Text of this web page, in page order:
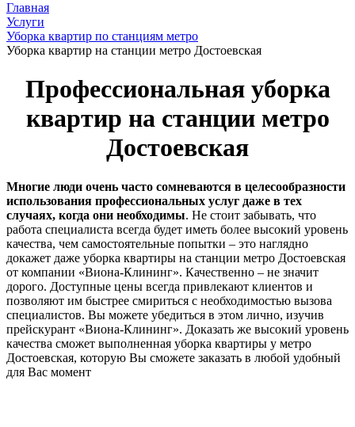
Главная
Услуги
Уборка квартир по станциям метро
Уборка квартир на станции метро Достоевская
Профессиональная уборка
квартир на станции метро
Достоевская
Многие люди очень часто сомневаются в целесообразности
использования профессиональных услуг даже в тех
случаях, когда они необходимы. Не стоит забывать, что
работа специалиста всегда будет иметь более высокий уровень
качества, чем самостоятельные попытки – это наглядно
докажет даже уборка квартиры на станции метро Достоевская
от компании «Виона-Клининг». Качественно – не значит
дорого. Доступные цены всегда привлекают клиентов и
позволяют им быстрее смириться с необходимостью вызова
специалистов. Вы можете убедиться в этом лично, изучив
прейскурант «Виона-Клининг». Доказать же высокий уровень
качества сможет выполненная уборка квартиры у метро
Достоевская, которую Вы сможете заказать в любой удобный
для Вас момент